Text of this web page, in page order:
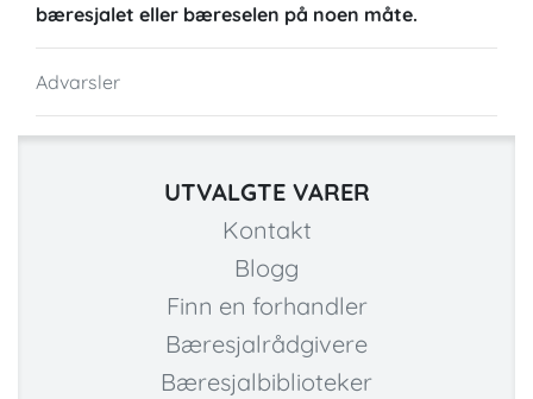
bæresjalet eller bæreselen på noen måte.
Advarsler
UTVALGTE VARER
Kontakt
Blogg
Finn en forhandler
Bæresjalrådgivere
Bæresjalbiblioteker